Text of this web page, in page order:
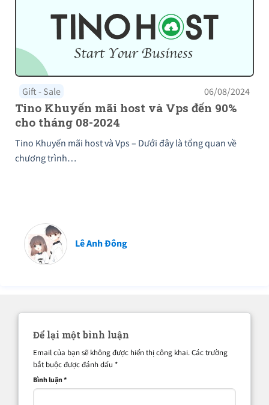
Gift - Sale 06/08/2024
Tino Khuyến mãi host và Vps đến 90%
cho tháng 08-2024
Tino Khuyến mãi host và Vps – Dưới đây là tổng quan về
chương trình…
Lê Anh Đông
Để lại một bình luận
Email của bạn sẽ không được hiển thị công khai.Các trường
bắt buộc được đánh dấu *
Bình luận*